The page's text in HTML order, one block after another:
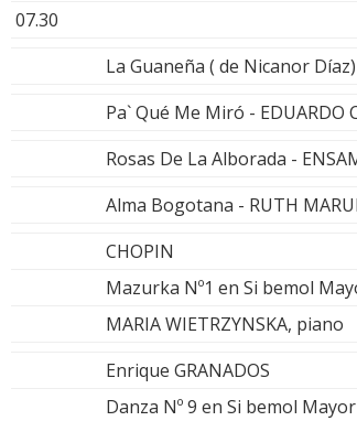
07.30
La Guaneña ( de Nicanor
Pa` Qué Me Miró - EDUARDO
Rosas De La Alborada -
Alma Bogotana - RUTH
CHOPIN
Mazurka Nº1 en Si bemol
MARIA WIETRZYNSKA, piano
Enrique GRANADOS
Danza Nº 9 en Si bemol